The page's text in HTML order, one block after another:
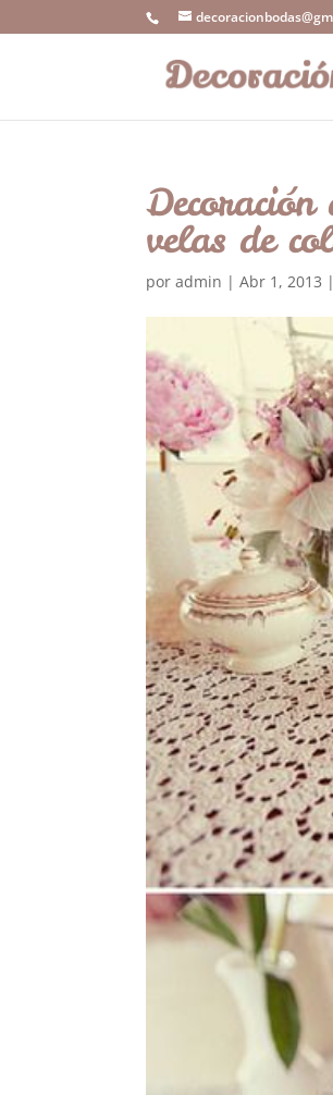
Decoración
velas de
poradmin |Abr 1, 2013 |